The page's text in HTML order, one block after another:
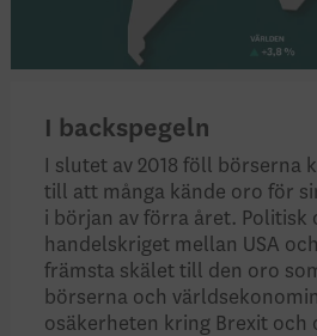
I backspegeln
I slutet av 2018 föll
till att många kände oro för
i början av förra året. Politisk
handelskriget mellan USA
främsta skälet till den oro
börserna och
osäkerheten kring Brexit och